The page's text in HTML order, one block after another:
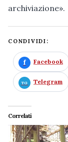
archiviazione».
CONDIVIDI:
Facebook
Telegram
Correlati